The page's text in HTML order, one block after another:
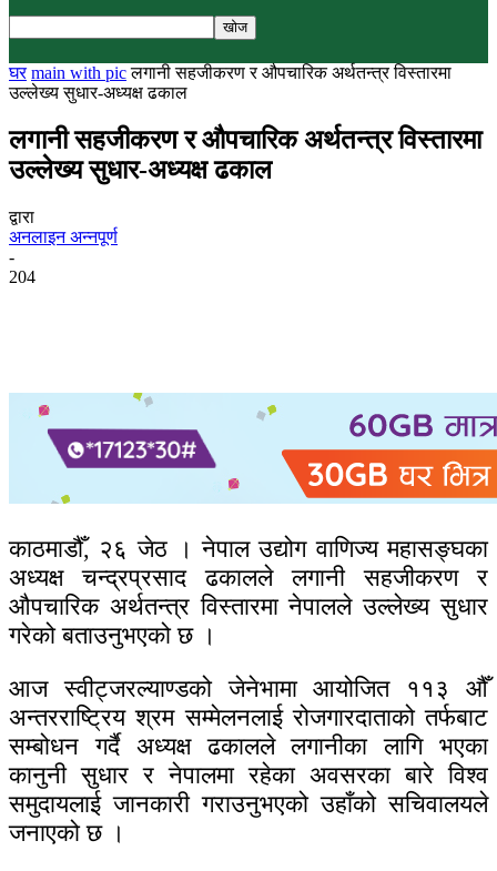
घर main with pic लगानी सहजीकरण र औपचारिक अर्थतन्त्र विस्तारमा
उल्लेख्य सुधार-अध्यक्ष ढकाल
लगानी सहजीकरण र औपचारिक अर्थतन्त्र विस्तारमा
उल्लेख्य सुधार-अध्यक्ष ढकाल
द्वारा
अनलाइन अन्नपूर्ण
-
204
काठमाडौँ, २६ जेठ । नेपाल उद्योग वाणिज्य महासङ्घका
अध्यक्ष चन्द्रप्रसाद ढकालले लगानी सहजीकरण र
औपचारिक अर्थतन्त्र विस्तारमा नेपालले उल्लेख्य सुधार
गरेको बताउनुभएको छ ।
आज स्वीट्जरल्याण्डको जेनेभामा आयोजित ११३ औँ
अन्तरराष्ट्रिय श्रम सम्मेलनलाई रोजगारदाताको तर्फबाट
सम्बोधन गर्दै अध्यक्ष ढकालले लगानीका लागि भएका
कानुनी सुधार र नेपालमा रहेका अवसरका बारे विश्व
समुदायलाई जानकारी गराउनुभएको उहाँको सचिवालयले
जनाएको छ ।